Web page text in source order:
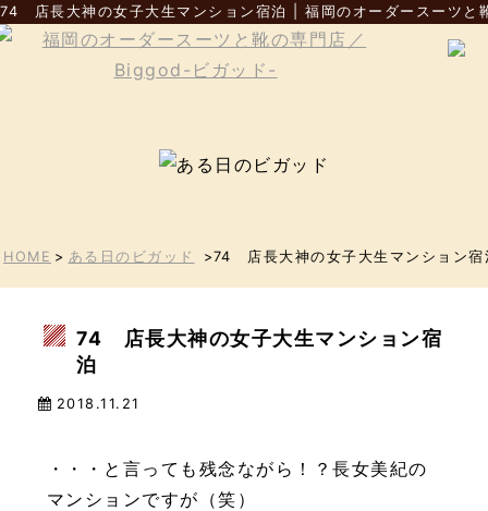
74 店長大神の女子大生マンション宿泊 | 福岡のオーダースーツ
HOME > ある日のビガッド >74 店長大神の女子大生マンション宿
74 店長大神の女子大生マンション宿
泊
2018.11.21
・・・と言っても残念ながら！？長女美紀の
マンションですが（笑）